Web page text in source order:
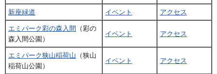
新座緑道 イベント アクセス
エミパーク彩の森入間 （彩の
森入間公園）
イベント アクセス
エミパーク狭山稲荷山 （狭山
稲荷山公園）
イベント アクセス